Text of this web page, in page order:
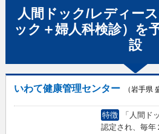
人間ドック/レディー
ック＋婦人科検診） を
設
いわて健康管理センター
（岩手県
特徴
「人間ド
認定され、毎年